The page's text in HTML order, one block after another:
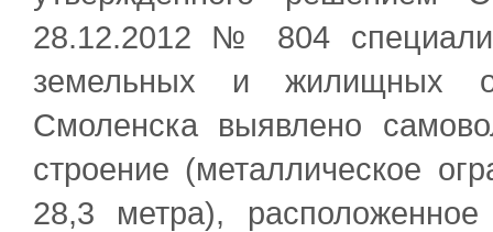
28.12.2012 № 804
земельных и жилищных
Смоленска выявлено
строение (металлическое
28,3 метра),